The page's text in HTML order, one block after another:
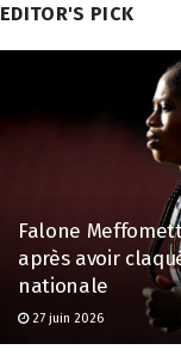
EDITOR'S PICK
Falone
après avoir
nationale
27 juin 2026